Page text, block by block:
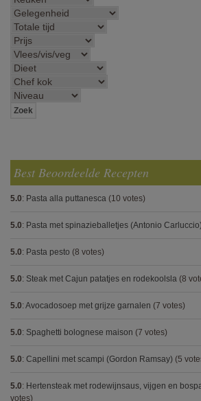
Best Beoordeelde Recepten
5.0: Pasta alla puttanesca (10 votes)
5.0: Pasta met spinazieballetjes (Antonio Carluccio)
5.0: Pasta pesto (8 votes)
5.0: Steak met Cajun patatjes en rodekoolsla (8
5.0: Avocadosoep met grijze garnalen (7 votes)
5.0: Spaghetti bolognese maison (7 votes)
5.0: Capellini met scampi (Gordon Ramsay) (5
5.0: Hertensteak met rodewijnsaus, vijgen en
votes)